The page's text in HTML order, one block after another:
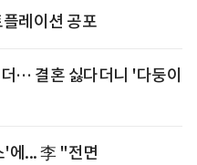
레이션 공포
… 결혼 싫다더니 '다둥이
'에... 李 "전면